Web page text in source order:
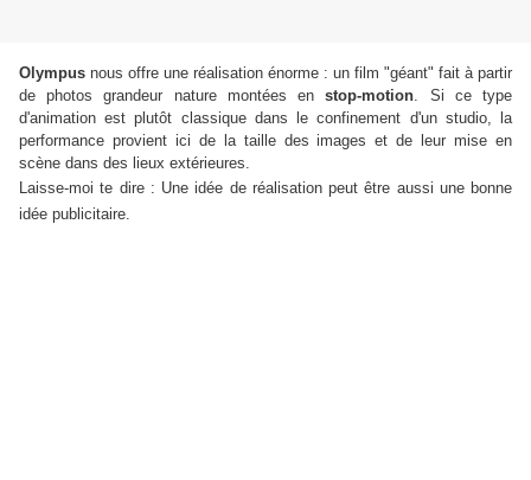
Olympus nous offre une réalisation énorme : un film "géant" fait à partir
de photos grandeur nature montées en
stop-motion. Si ce type
d'animation est plutôt classique dans le confinement d'un studio, la
performance provient ici de la taille des images et de leur mise en
scène dans des lieux extérieures.
Laisse-moi te dire : Une idée de réalisation peut être aussi une bonne
idée publicitaire.